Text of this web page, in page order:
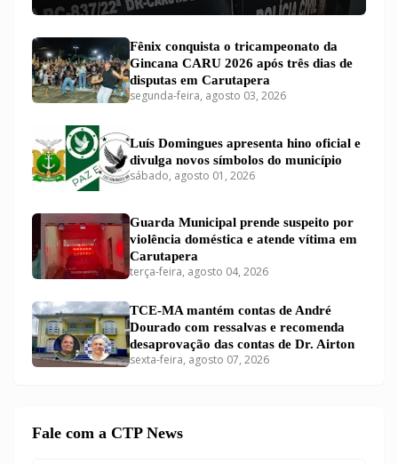
Fênix conquista o tricampeonato da
Gincana CARU 2026 após três dias de
disputas em Carutapera
segunda-feira, agosto 03, 2026
Luís Domingues apresenta hino oficial e
divulga novos símbolos do município
sábado, agosto 01, 2026
Guarda Municipal prende suspeito por
violência doméstica e atende vítima em
Carutapera
terça-feira, agosto 04, 2026
TCE-MA mantém contas de André
Dourado com ressalvas e recomenda
desaprovação das contas de Dr. Airton
sexta-feira, agosto 07, 2026
Fale com a CTP News